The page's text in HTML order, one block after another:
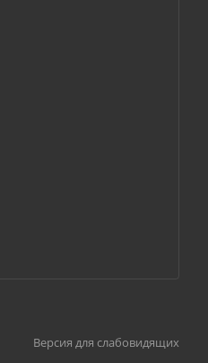
Версия для слабовидящих